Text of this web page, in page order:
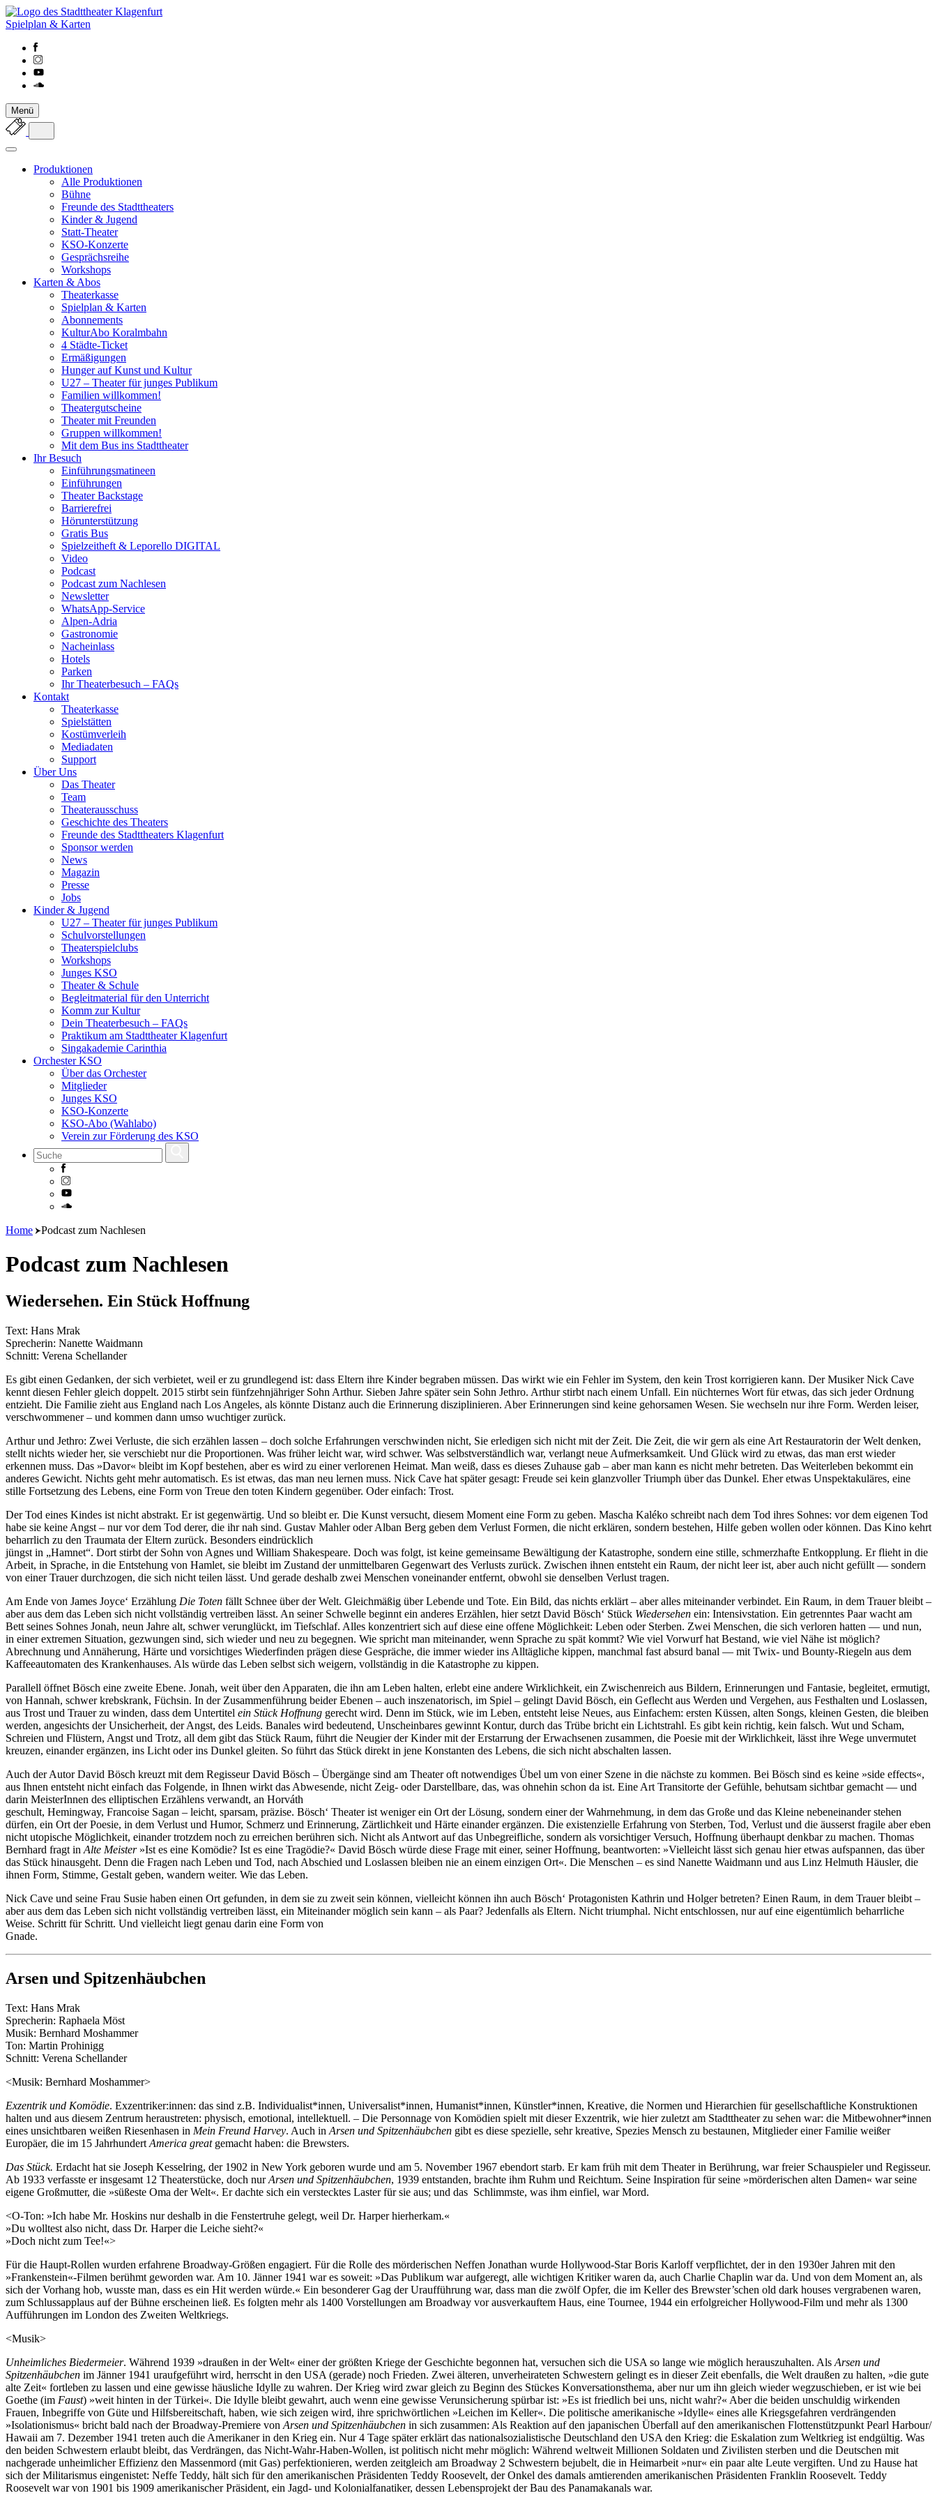
Spielplan & Karten
Menü
Produktionen
Alle Produktionen
Bühne
Freunde des Stadttheaters
Kinder & Jugend
Statt-Theater
KSO-Konzerte
Gesprächsreihe
Workshops
Karten & Abos
Theaterkasse
Spielplan & Karten
Abonnements
KulturAbo Koralmbahn
4 Städte-Ticket
Ermäßigungen
Hunger auf Kunst und Kultur
U27 – Theater für junges Publikum
Familien willkommen!
Theatergutscheine
Theater mit Freunden
Gruppen willkommen!
Mit dem Bus ins Stadttheater
Ihr Besuch
Einführungsmatineen
Einführungen
Theater Backstage
Barrierefrei
Hörunterstützung
Gratis Bus
Spielzeitheft & Leporello DIGITAL
Video
Podcast
Podcast zum Nachlesen
Newsletter
WhatsApp-Service
Alpen-Adria
Gastronomie
Nacheinlass
Hotels
Parken
Ihr Theaterbesuch – FAQs
Kontakt
Theaterkasse
Spielstätten
Kostümverleih
Mediadaten
Support
Über Uns
Das Theater
Team
Theaterausschuss
Geschichte des Theaters
Freunde des Stadttheaters Klagenfurt
Sponsor werden
News
Magazin
Presse
Jobs
Kinder & Jugend
U27 – Theater für junges Publikum
Schulvorstellungen
Theaterspielclubs
Workshops
Junges KSO
Theater & Schule
Begleitmaterial für den Unterricht
Komm zur Kultur
Dein Theaterbesuch – FAQs
Praktikum am Stadttheater Klagenfurt
Singakademie Carinthia
Orchester KSO
Über das Orchester
Mitglieder
Junges KSO
KSO-Konzerte
KSO-Abo (Wahlabo)
Verein zur Förderung des KSO
Skip
content
Home Podcast zum Nachlesen
Podcast zum Nachlesen
Wiedersehen. Ein Stück Hoffnung
Text: Hans Mrak
Sprecherin: Nanette Waidmann
Schnitt: Verena Schellander
Es gibt einen Gedanken, der sich verbietet, weil er zu grundlegend ist: dass Eltern ihre Kinder begraben müssen. Das wirkt wie ein Fehler im System, den kein Trost korrigieren kann. Der Musiker Nick Cave
kennt diesen Fehler gleich doppelt. 2015 stirbt sein fünfzehnjähriger Sohn Arthur. Sieben Jahre später sein Sohn Jethro. Arthur stirbt nach einem Unfall. Ein nüchternes Wort für etwas, das sich jeder Ordnung
entzieht. Die Familie zieht aus England nach Los Angeles, als könnte Distanz auch die Erinnerung disziplinieren. Aber Erinnerungen sind keine gehorsamen Wesen. Sie wechseln nur ihre Form. Werden leiser,
verschwommener – und kommen dann umso wuchtiger zurück.
Arthur und Jethro: Zwei Verluste, die sich erzählen lassen – doch solche Erfahrungen verschwinden nicht, Sie erledigen sich nicht mit der Zeit. Die Zeit, die wir gern als eine Art Restauratorin der Welt denken,
stellt nichts wieder her, sie verschiebt nur die Proportionen. Was früher leicht war, wird schwer. Was selbstverständlich war, verlangt neue Aufmerksamkeit. Und Glück wird zu etwas, das man erst wieder
erkennen muss. Das »Davor« bleibt im Kopf bestehen, aber es wird zu einer verlorenen Heimat. Man weiß, dass es dieses Zuhause gab – aber man kann es nicht mehr betreten. Das Weiterleben bekommt ein
anderes Gewicht. Nichts geht mehr automatisch. Es ist etwas, das man neu lernen muss. Nick Cave hat später gesagt: Freude sei kein glanzvoller Triumph über das Dunkel. Eher etwas Unspektakuläres, eine
stille Fortsetzung des Lebens, eine Form von Treue den toten Kindern gegenüber. Oder einfach: Trost.
Der Tod eines Kindes ist nicht abstrakt. Er ist gegenwärtig. Und so bleibt er. Die Kunst versucht, diesem Moment eine Form zu geben. Mascha Kaléko schreibt nach dem Tod ihres Sohnes: vor dem eigenen Tod
habe sie keine Angst – nur vor dem Tod derer, die ihr nah sind. Gustav Mahler oder Alban Berg geben dem Verlust Formen, die nicht erklären, sondern bestehen, Hilfe geben wollen oder können. Das Kino kehrt
beharrlich zu den Traumata der Eltern zurück. Besonders eindrücklich
jüngst in „Hamnet“. Dort stirbt der Sohn von Agnes und William Shakespeare. Doch was folgt, ist keine gemeinsame Bewältigung der Katastrophe, sondern eine stille, schmerzhafte Entkopplung. Er flieht in die
Arbeit, in Sprache, in die Entstehung von Hamlet, sie bleibt im Zustand der unmittelbaren Gegenwart des Verlusts zurück. Zwischen ihnen entsteht ein Raum, der nicht leer ist, aber auch nicht gefüllt — sondern
von einer Trauer durchzogen, die sich nicht teilen lässt. Und gerade deshalb zwei Menschen voneinander entfernt, obwohl sie denselben Verlust tragen.
Am Ende von James Joyce‘ Erzählung Die Toten fällt Schnee über der Welt. Gleichmäßig über Lebende und Tote. Ein Bild, das nichts erklärt – aber alles miteinander verbindet. Ein Raum, in dem Trauer bleibt –
aber aus dem das Leben sich nicht vollständig vertreiben lässt. An seiner Schwelle beginnt ein anderes Erzählen, hier setzt David Bösch‘ Stück Wiedersehen ein: Intensivstation. Ein getrenntes Paar wacht am
Bett seines Sohnes Jonah, neun Jahre alt, schwer verunglückt, im Tiefschlaf. Alles konzentriert sich auf diese eine offene Möglichkeit: Leben oder Sterben. Zwei Menschen, die sich verloren hatten — und nun,
in einer extremen Situation, gezwungen sind, sich wieder und neu zu begegnen. Wie spricht man miteinander, wenn Sprache zu spät kommt? Wie viel Vorwurf hat Bestand, wie viel Nähe ist möglich?
Abrechnung und Annäherung, Härte und vorsichtiges Wiederfinden prägen diese Gespräche, die immer wieder ins Alltägliche kippen, manchmal fast absurd banal — mit Twix- und Bounty-Riegeln aus dem
Kaffeeautomaten des Krankenhauses. Als würde das Leben selbst sich weigern, vollständig in die Katastrophe zu kippen.
Parallell öffnet Bösch eine zweite Ebene. Jonah, weit über den Apparaten, die ihn am Leben halten, erlebt eine andere Wirklichkeit, ein Zwischenreich aus Bildern, Erinnerungen und Fantasie, begleitet, ermutigt,
von Hannah, schwer krebskrank, Füchsin. In der Zusammenführung beider Ebenen – auch inszenatorisch, im Spiel – gelingt David Bösch, ein Geflecht aus Werden und Vergehen, aus Festhalten und Loslassen,
aus Trost und Trauer zu winden, dass dem Untertitel ein Stück Hoffnung gerecht wird. Denn im Stück, wie im Leben, entsteht leise Neues, aus Einfachem: ersten Küssen, alten Songs, kleinen Gesten, die bleiben
werden, angesichts der Unsicherheit, der Angst, des Leids. Banales wird bedeutend, Unscheinbares gewinnt Kontur, durch das Trübe bricht ein Lichtstrahl. Es gibt kein richtig, kein falsch. Wut und Scham,
Schreien und Flüstern, Angst und Trotz, all dem gibt das Stück Raum, führt die Neugier der Kinder mit der Erstarrung der Erwachsenen zusammen, die Poesie mit der Wirklichkeit, lässt ihre Wege unvermutet
kreuzen, einander ergänzen, ins Licht oder ins Dunkel gleiten. So führt das Stück direkt in jene Konstanten des Lebens, die sich nicht abschalten lassen.
Auch der Autor David Bösch kreuzt mit dem Regisseur David Bösch – Übergänge sind am Theater oft notwendiges Übel um von einer Szene in die nächste zu kommen. Bei Bösch sind es keine »side effects«,
aus Ihnen entsteht nicht einfach das Folgende, in Ihnen wirkt das Abwesende, nicht Zeig- oder Darstellbare, das, was ohnehin schon da ist. Eine Art Transitorte der Gefühle, behutsam sichtbar gemacht — und
darin MeisterInnen des elliptischen Erzählens verwandt, an Horváth
geschult, Hemingway, Francoise Sagan – leicht, sparsam, präzise. Bösch‘ Theater ist weniger ein Ort der Lösung, sondern einer der Wahrnehmung, in dem das Große und das Kleine nebeneinander stehen
dürfen, ein Ort der Poesie, in dem Verlust und Humor, Schmerz und Erinnerung, Zärtlichkeit und Härte einander ergänzen. Die existenzielle Erfahrung von Sterben, Tod, Verlust und die äusserst fragile aber eben
nicht utopische Möglichkeit, einander trotzdem noch zu erreichen berühren sich. Nicht als Antwort auf das Unbegreifliche, sondern als vorsichtiger Versuch, Hoffnung überhaupt denkbar zu machen. Thomas
Bernhard fragt in Alte Meister»Ist es eine Komödie? Ist es eine Tragödie?« David Bösch würde diese Frage mit einer, seiner Hoffnung, beantworten: »Vielleicht lässt sich genau hier etwas aufspannen, das über
das Stück hinausgeht. Denn die Fragen nach Leben und Tod, nach Abschied und Loslassen bleiben nie an einem einzigen Ort«. Die Menschen – es sind Nanette Waidmann und aus Linz Helmuth Häusler, die
ihnen Form, Stimme, Gestalt geben, wandern weiter. Wie das Leben.
Nick Cave und seine Frau Susie haben einen Ort gefunden, in dem sie zu zweit sein können, vielleicht können ihn auch Bösch‘ Protagonisten Kathrin und Holger betreten? Einen Raum, in dem Trauer bleibt –
aber aus dem das Leben sich nicht vollständig vertreiben lässt, ein Miteinander möglich sein kann – als Paar? Jedenfalls als Eltern. Nicht triumphal. Nicht entschlossen, nur auf eine eigentümlich beharrliche
Weise. Schritt für Schritt. Und vielleicht liegt genau darin eine Form von
Gnade.
Arsen und Spitzenhäubchen
Text: Hans Mrak
Sprecherin: Raphaela Möst
Musik: Bernhard Moshammer
Ton: Martin Prohinigg
Schnitt: Verena Schellander
<Musik: Bernhard Moshammer>
Exzentrik und Komödie. Exzentriker:innen: das sind z.B. Individualist*innen, Universalist*innen, Humanist*innen, Künstler*innen, Kreative, die Normen und Hierarchien für gesellschaftliche Konstruktionen
halten und aus diesem Zentrum heraustreten: physisch, emotional, intellektuell. – Die Personnage von Komödien spielt mit dieser Exzentrik, wie hier zuletzt am Stadttheater zu sehen war: die Mitbewohner*innen
eines unsichtbaren weißen Riesenhasen in Mein Freund Harvey. Auch in Arsen und Spitzenhäubchen gibt es diese spezielle, sehr kreative, Spezies Mensch zu bestaunen, Mitglieder einer Familie weißer
Europäer, die im 15 Jahrhundert America great gemacht haben: die Brewsters.
Das Stück. Erdacht hat sie Joseph Kesselring, der 1902 in New York geboren wurde und am 5. November 1967 ebendort starb. Er kam früh mit dem Theater in Berührung, war freier Schauspieler und Regisseur.
Ab 1933 verfasste er insgesamt 12 Theaterstücke, doch nurArsen und Spitzenhäubchen, 1939 entstanden, brachte ihm Ruhm und Reichtum. Seine Inspiration für seine »mörderischen alten Damen« war seine
eigene Großmutter, die »süßeste Oma der Welt«. Er dachte sich ein verstecktes Laster für sie aus; und das Schlimmste, was ihm einfiel, war Mord.
<O-Ton: »Ich habe Mr. Hoskins nur deshalb in die Fenstertruhe gelegt, weil Dr. Harper hierherkam.«
»Du wolltest also nicht, dass Dr. Harper die Leiche sieht?«
»Doch nicht zum Tee!«>
Für die Haupt-Rollen wurden erfahrene Broadway-Größen engagiert. Für die Rolle des mörderischen Neffen Jonathan wurde Hollywood-Star Boris Karloff verpflichtet, der in den 1930er Jahren mit den
»Frankenstein«-Filmen berühmt geworden war. Am 10. Jänner 1941 war es soweit: »Das Publikum war aufgeregt, alle wichtigen Kritiker waren da, auch Charlie Chaplin war da. Und von dem Moment an, als
sich der Vorhang hob, wusste man, dass es ein Hit werden würde.« Ein besonderer Gag der Uraufführung war, dass man die zwölf Opfer, die im Keller des Brewster’schen old dark houses vergrabenen waren,
zum Schlussapplaus auf der Bühne erscheinen ließ. Es folgten mehr als 1400 Vorstellungen am Broadway vor ausverkauftem Haus, eine Tournee, 1944 ein erfolgreicher Hollywood-Film und mehr als 1300
Aufführungen im London des Zweiten Weltkriegs.
<Musik>
Unheimliches Biedermeier. Während 1939 »draußen in der Welt« einer der größten Kriege der Geschichte begonnen hat, versuchen sich die USA so lange wie möglich herauszuhalten. Als Arsen und
Spitzenhäubchen im Jänner 1941 uraufgeführt wird, herrscht in den USA (gerade) noch Frieden. Zwei älteren, unverheirateten Schwestern gelingt es in dieser Zeit ebenfalls, die Welt draußen zu halten, »die gute
alte Zeit« fortleben zu lassen und eine gewisse häusliche Idylle zu wahren. Der Krieg wird zwar gleich zu Beginn des Stückes Konversationsthema, aber nur um ihn gleich wieder wegzuschieben, er ist wie bei
Goethe (im Faust) »weit hinten in der Türkei«. Die Idylle bleibt gewahrt, auch wenn eine gewisse Verunsicherung spürbar ist: »Es ist friedlich bei uns, nicht wahr?« Aber die beiden unschuldig wirkenden
Frauen, Inbegriffe von Güte und Hilfsbereitschaft, haben, wie sich zeigen wird, ihre sprichwörtlichen »Leichen im Keller«. Die politische amerikanische »Idylle« eines alle Kriegsgefahren verdrängenden
»Isolationismus« bricht bald nach der Broadway-Premiere von Arsen und Spitzenhäubchen in sich zusammen: Als Reaktion auf den japanischen Überfall auf den amerikanischen Flottenstützpunkt Pearl Harbour/
Hawaii am 7. Dezember 1941 treten auch die Amerikaner in den Krieg ein. Nur 4 Tage später erklärt das nationalsozialistische Deutschland den USA den Krieg: die Eskalation zum Weltkrieg ist endgültig. Was
den beiden Schwestern erlaubt bleibt, das Verdrängen, das Nicht-Wahr-Haben-Wollen, ist politisch nicht mehr möglich: Während weltweit Millionen Soldaten und Zivilisten sterben und die Deutschen mit
nachgerade unheimlicher Effizienz den Massenmord (mit Gas) perfektionieren, werden zeitgleich am Broadway 2 Schwestern bejubelt, die in Heimarbeit »nur« ein paar alte Leute vergiften. Und zu Hause hat
sich der Militarismus eingenistet: Neffe Teddy, hält sich für den amerikanischen Präsidenten Teddy Roosevelt, der Onkel des damals amtierenden amerikanischen Präsidenten Franklin Roosevelt. Teddy
Roosevelt war von 1901 bis 1909 amerikanischer Präsident, ein Jagd- und Kolonialfanatiker, dessen Lebensprojekt der Bau des Panamakanals war.